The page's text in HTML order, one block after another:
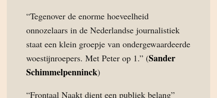
“Tegenover de enorme hoeveelheid
onnozelaars in de Nederlandse journalistiek
staat een klein groepje van ondergewaardeerde
woestijnroepers. Met Peter op 1.” (Sander
Schimmelpenninck)
“Frontaal Naakt dient een publiek belang”